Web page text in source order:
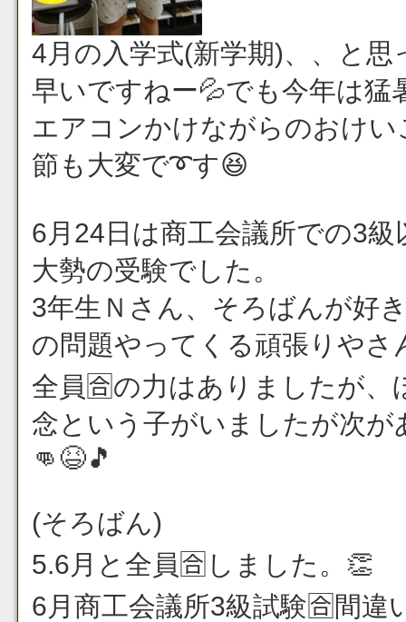
4月の入学式(新学期)、、と思
早いですねー💦でも今年は猛
エアコンかけながらのおけ
節も大変で➰す😆
6月24日は商工会議所での3
大勢の受験でした。
3年生Ｎさん、そろばんが好
の問題やってくる頑張りやさ
全員🈴の力はありましたが
念という子がいましたが次
👊😆🎵
(そろばん)
5.6月と全員🈴しました。👏
6月商工会議所3級試験🈴間